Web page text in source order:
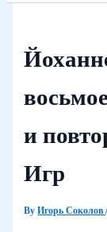
и
Игр
ByИгорь Соколов